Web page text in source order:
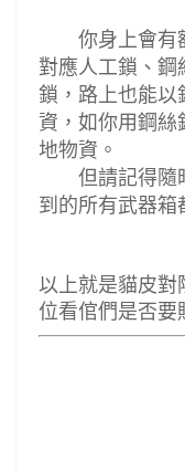
你身上會有
對應人工鎖 、
鎖，路上也能以
資，如你用鋼
地物資。
但請記得隨
到的所有武器箱
以上就是貓皮對
位看倌們是否要